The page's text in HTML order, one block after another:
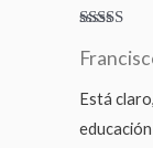
con5de 5
Está